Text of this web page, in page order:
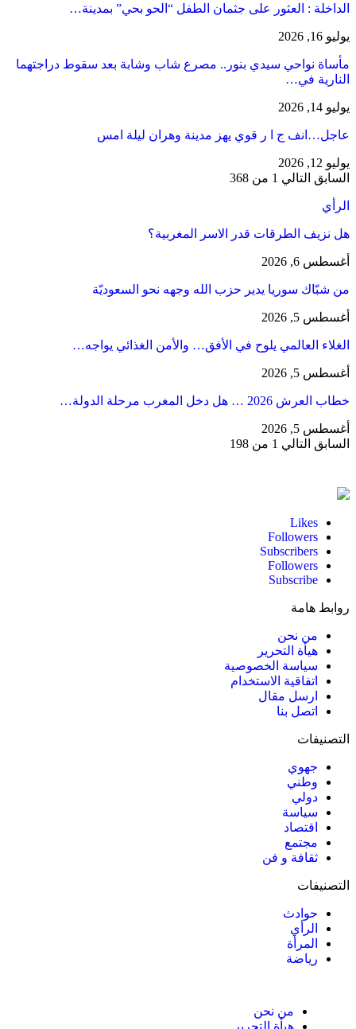
​الداخلة : العثور على جثمان الطفل “الحو بحي” بمدينة…
يوليو 16, 2026
مأساة نواحي سيدي بنور.. مصرع شاب وشابة بعد سقوط دراجتهما
النارية في…
يوليو 14, 2026
عاجل…انف ج ا ر قوي يهز مدينة وهران ليلة امس
يوليو 12, 2026
السابق التالي 1 من 368
الرأي
هل نزيف الطرقات قدر الاسر المغربية؟
أغسطس 6, 2026
من شبّاك سوريا يدير حزب الله وجهه نحو السعوديّة
أغسطس 5, 2026
الغلاء العالمي يلوح في الأفق… والأمن الغذائي يواجه…
أغسطس 5, 2026
خطاب العرش 2026 … هل دخل المغرب مرحلة الدولة…
أغسطس 5, 2026
السابق التالي 1 من 198
Likes
Followers
Subscribers
Followers
Subscribe
روابط هامة
من نحن
هيأة التحرير
سياسة الخصوصية
اتفاقية الاستخدام
ارسل مقال
اتصل بنا
التصنيفات
جهوي
وطني
دولي
سياسة
اقتصاد
مجتمع
ثقافة و فن
التصنيفات
حوادث
الرأي
المرأة
رياضة
من نحن
هيأة التحرير